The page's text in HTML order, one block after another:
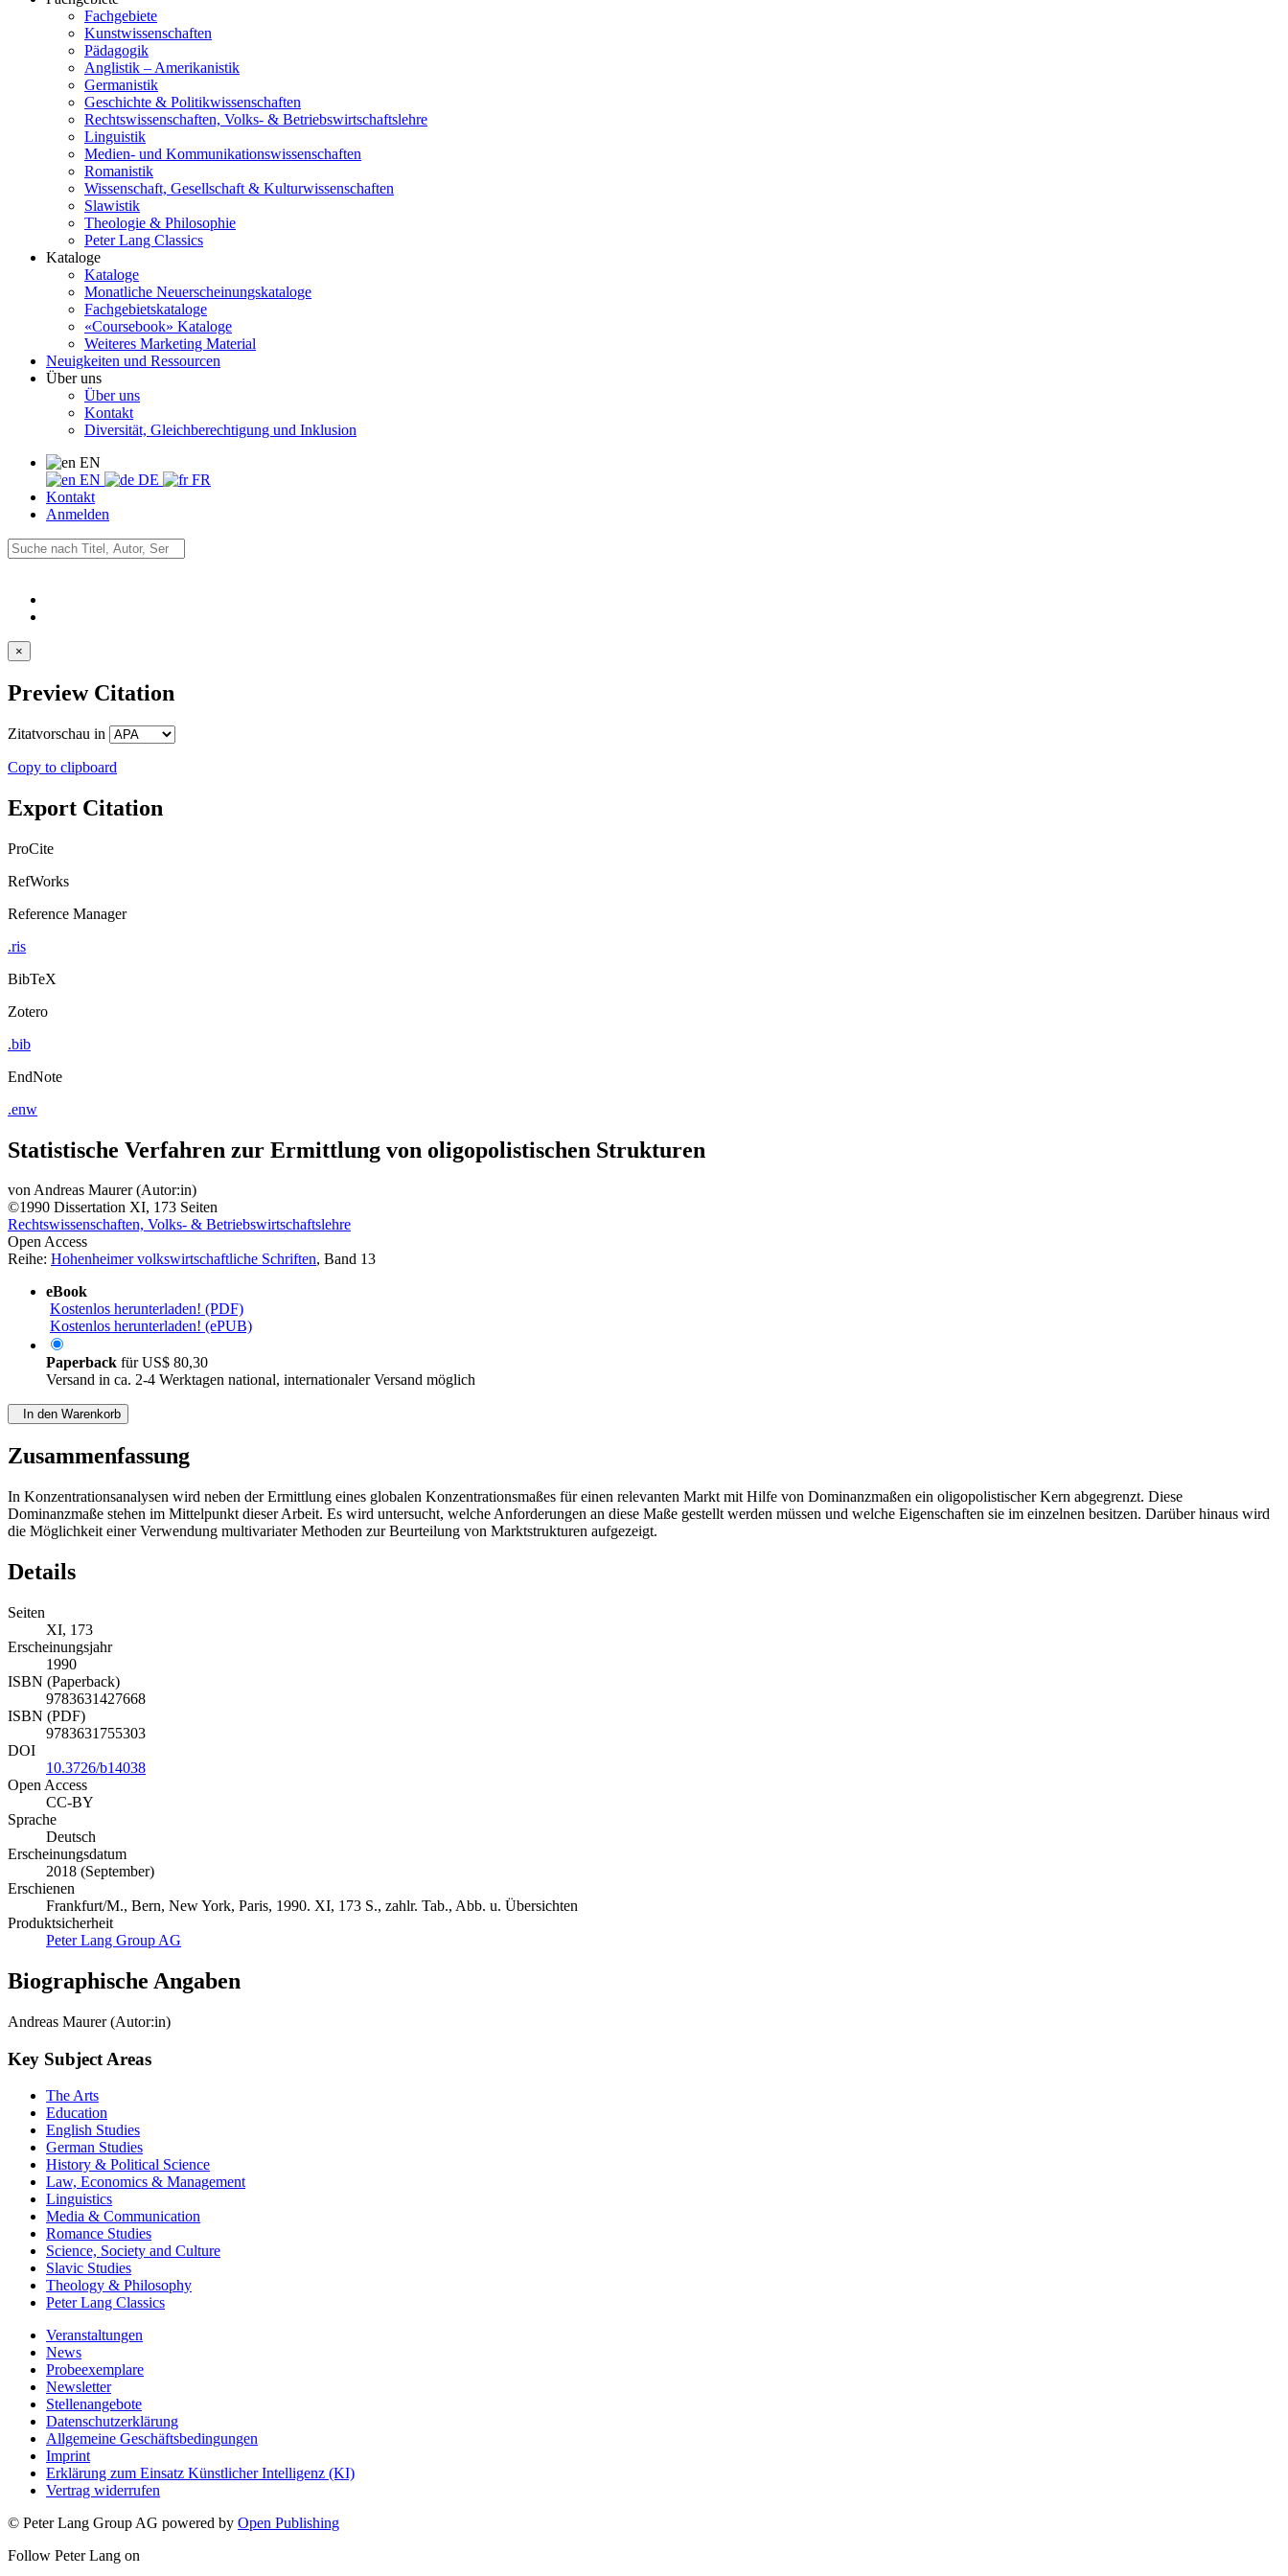
Fachgebiete
Kunstwissenschaften
Pädagogik
Anglistik – Amerikanistik
Germanistik
Geschichte & Politikwissenschaften
Rechtswissenschaften, Volks- & Betriebswirtschaftslehre
Linguistik
Medien- und Kommunikationswissenschaften
Romanistik
Wissenschaft, Gesellschaft & Kulturwissenschaften
Slawistik
Theologie & Philosophie
Peter Lang Classics
Kataloge
Kataloge
Monatliche Neuerscheinungskataloge
Fachgebietskataloge
«Coursebook» Kataloge
Weiteres Marketing Material
Neuigkeiten und Ressourcen
Über uns
Über uns
Kontakt
Diversität, Gleichberechtigung und Inklusion
EN
EN
DE
FR
Kontakt
Anmelden
×
Preview Citation
Zitatvorschau in
Copy to clipboard
Export Citation
ProCite
RefWorks
Reference Manager
.ris
BibTeX
Zotero
.bib
EndNote
.enw
Statistische Verfahren zur Ermittlung von oligopolistischen Strukturen
vonAndreas Maurer (Autor:in)
©1990 Dissertation XI, 173 Seiten
Rechtswissenschaften, Volks- & Betriebswirtschaftslehre
Open Access
Reihe: Hohenheimer volkswirtschaftliche Schriften, Band 13
eBook
Kostenlos herunterladen! (PDF)
Kostenlos herunterladen! (ePUB)
Paperback fürUS$ 80,30
Versand in ca. 2-4 Werktagen national, internationaler Versand möglich
In den Warenkorb
Zusammenfassung
In Konzentrationsanalysen wird neben der Ermittlung eines globalen Konzentrationsmaßes für einen relevanten Markt mit Hilfe von Dominanzmaßen ein oligopolistischer Kern abgegrenzt. Diese
Dominanzmaße stehen im Mittelpunkt dieser Arbeit. Es wird untersucht, welche Anforderungen an diese Maße gestellt werden müssen und welche Eigenschaften sie im einzelnen besitzen. Darüber hinaus wird
die Möglichkeit einer Verwendung multivariater Methoden zur Beurteilung von Marktstrukturen aufgezeigt.
Details
Seiten
XI, 173
Erscheinungsjahr
1990
ISBN (Paperback)
9783631427668
ISBN (PDF)
9783631755303
DOI
10.3726/b14038
Open Access
CC-BY
Sprache
Deutsch
Erscheinungsdatum
2018 (September)
Erschienen
Frankfurt/M., Bern, New York, Paris, 1990. XI, 173 S., zahlr. Tab., Abb. u. Übersichten
Produktsicherheit
Peter Lang Group AG
Biographische Angaben
Andreas Maurer (Autor:in)
Key Subject Areas
The Arts
Education
English Studies
German Studies
History & Political Science
Law, Economics & Management
Linguistics
Media & Communication
Romance Studies
Science, Society and Culture
Slavic Studies
Theology & Philosophy
Peter Lang Classics
Veranstaltungen
News
Probeexemplare
Newsletter
Stellenangebote
Datenschutzerklärung
Allgemeine Geschäftsbedingungen
Imprint
Erklärung zum Einsatz Künstlicher Intelligenz (KI)
Vertrag widerrufen
© Peter Lang Group AG powered by Open Publishing
Follow Peter Lang on